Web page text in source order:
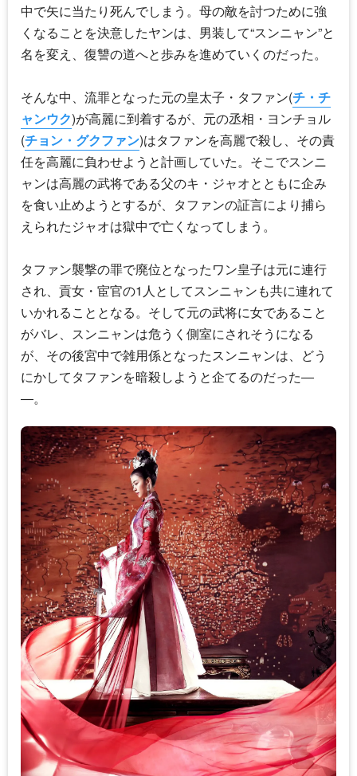
中で矢に当たり死んでしまう。母の敵を討つために強
くなることを決意したヤンは、男装して“スンニャン”と
名を変え、復讐の道へと歩みを進めていくのだった。
そんな中、流罪となった元の皇太子・タファン(チ・チ
ャンウク)が高麗に到着するが、元の丞相・ヨンチョル
(チョン・グクファン)はタファンを高麗で殺し、その責
任を高麗に負わせようと計画していた。そこでスンニ
ャンは高麗の武将である父のキ・ジャオとともに企み
を食い止めようとするが、タファンの証言により捕ら
えられたジャオは獄中で亡くなってしまう。
タファン襲撃の罪で廃位となったワン皇子は元に連行
され、貢女・宦官の1人としてスンニャンも共に連れて
いかれることとなる。そして元の武将に女であること
がバレ、スンニャンは危うく側室にされそうになる
が、その後宮中で雑用係となったスンニャンは、どう
にかしてタファンを暗殺しようと企てるのだった―
―。